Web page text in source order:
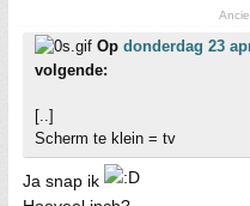
Op donderdag 23
volgende:
[..]
Scherm te klein = tv
Ja snap ik